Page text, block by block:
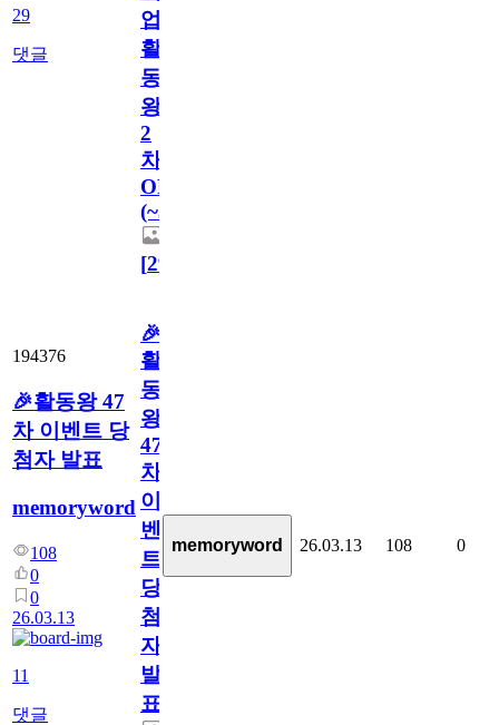
29
댓글
업
활
동
왕
2
차
OPEN
(~3/29)
[29
194376
🎉활동왕 47
차 이벤트 당
첨자 발표
memoryword
108
0
0
26.03.13
11
댓글
🎉
활
동
왕
47
차
이
벤
트
당
첨
자
발
표
memoryword 26.03.13 108 0